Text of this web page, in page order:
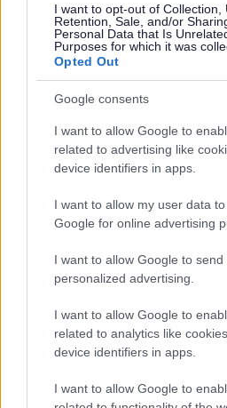
I want to opt-out of Collection,
Retention, Sale, and/or
Personal Data that Is
Purposes for which it was
Opted Out
Google consents
I want to allow Google to
related to advertising like
device identifiers in apps.
I want to allow my user data
Google for online advertising
I want to allow Google to send
personalized advertising.
I want to allow Google to
related to analytics like
device identifiers in apps.
I want to allow Google to
Diolch i bawb sy’n cymryd yr
ailgylchu a bwyd, ac i’r staff a’r
wneud yn bosibl. Mae’r camau
maen nhw’n ein helpu i ddiogelu
Mae ailgylchu’n helpu i leihau
sy’n cael ei anfon i safleoedd
helpu i amddiffyn lleoedd lleol yr
amdanynt.
Mae perfformiad ailgylchu yng
ddramatig o ryw 5% o’r gwastraff
ailgylchu neu ei gompostio ar
yn 2024-25, gan ddangos sy’n
cynghorau a busnesau yn gweithio
Cafodd y cyngor ei gydnabod